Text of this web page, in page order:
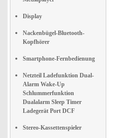
Display
Nackenbügel-Bluetooth-
Kopfhörer
Smartphone-Fernbedienung
Netzteil Ladefunktion Dual-
Alarm Wake-Up
Schlummerfunktion
Dualalarm Sleep Timer
Ladegerät Port DCF
Stereo-Kassettenspieler